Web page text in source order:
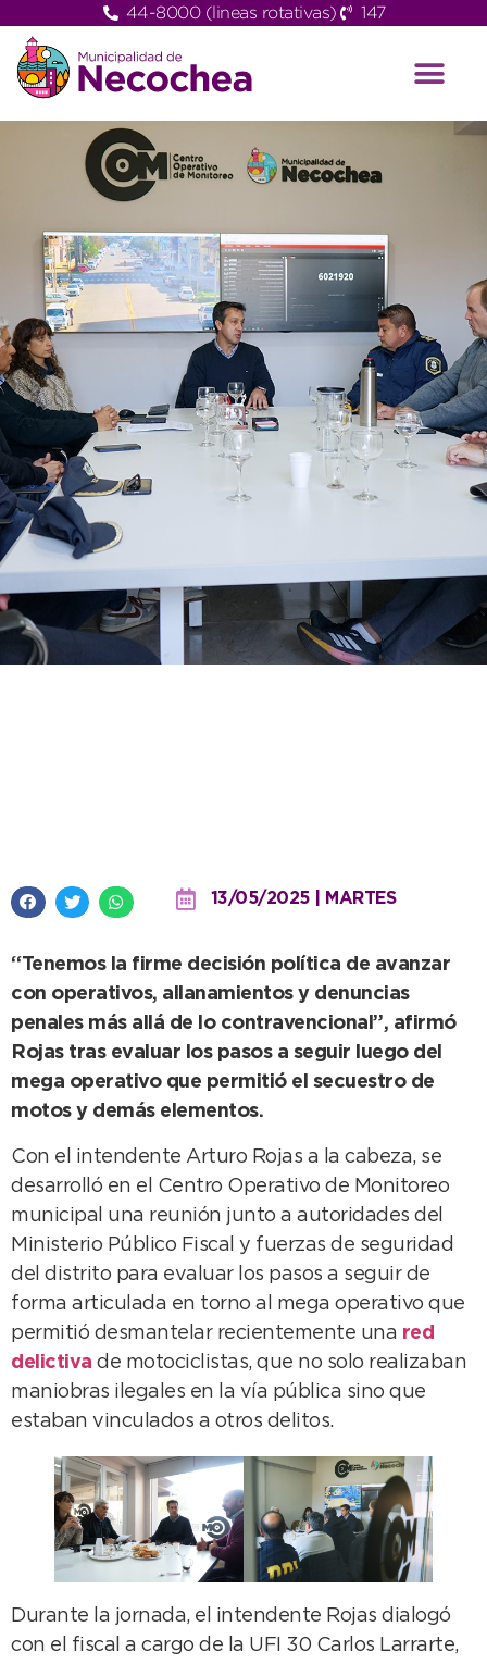
44-8000 (lineas rotativas) 147
13/05/2025 | MARTES
“Tenemos la firme decisión política de avanzar
con operativos, allanamientos y denuncias
penales más allá de lo contravencional”, afirmó
Rojas tras evaluar los pasos a seguir luego del
mega operativo que permitió el secuestro de
motos y demás elementos.
Con el intendente Arturo Rojas a la cabeza, se
desarrolló en el Centro Operativo de Monitoreo
municipal una reunión junto a autoridades del
Ministerio Público Fiscal y fuerzas de seguridad
del distrito para evaluar los pasos a seguir de
forma articulada en torno al mega operativo que
permitió desmantelar recientemente una red
delictiva de motociclistas, que no solo realizaban
maniobras ilegales en la vía pública sino que
estaban vinculados a otros delitos.
Durante la jornada, el intendente Rojas dialogó
con el fiscal a cargo de la UFI 30 Carlos Larrarte,